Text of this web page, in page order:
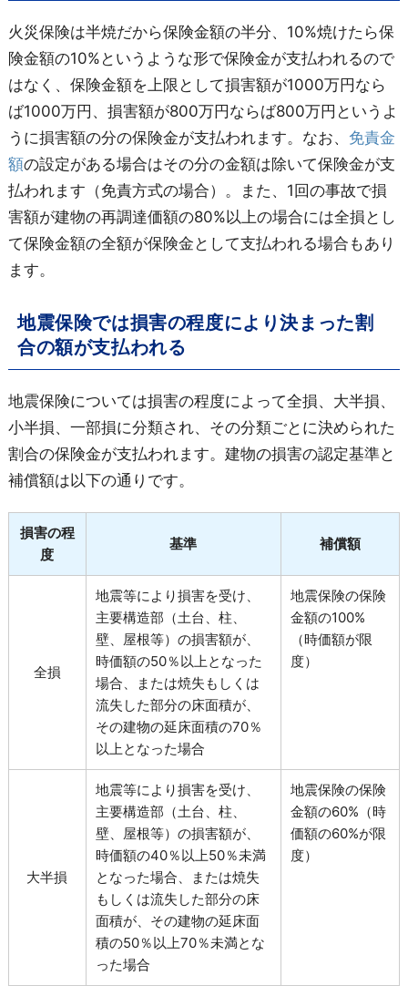
火災保険は半焼だから保険金額の半分、10%焼けたら保
険金額の10%というような形で保険金が支払われるので
はなく、保険金額を上限として損害額が1000万円なら
ば1000万円、損害額が800万円ならば800万円というよ
うに損害額の分の保険金が支払われます。なお、 免責金
額の設定がある場合はその分の金額は除いて保険金が支
払われます（免責方式の場合）。また、1回の事故で損
害額が建物の再調達価額の80%以上の場合には全損とし
て保険金額の全額が保険金として支払われる場合もあり
ます。
地震保険では損害の程度により決まった割
合の額が支払われる
地震保険については損害の程度によって全損、大半損、
小半損、一部損に分類され、その分類ごとに決められた
割合の保険金が支払われます。建物の損害の認定基準と
補償額は以下の通りです。
損害の程
度
基準 補償額
全損
地震等により損害を受け、
主要構造部（土台、柱、
壁、屋根等）の損害額が、
時価額の50％以上となった
場合、または焼失もしくは
流失した部分の床面積が、
その建物の延床面積の70％
以上となった場合
地震保険の保険
金額の100%
（時価額が限
度）
大半損
地震等により損害を受け、
主要構造部（土台、柱、
壁、屋根等）の損害額が、
時価額の40％以上50％未満
となった場合、または焼失
もしくは流失した部分の床
面積が、その建物の延床面
積の50％以上70％未満とな
った場合
地震保険の保険
金額の60%（時
価額の60%が限
度）